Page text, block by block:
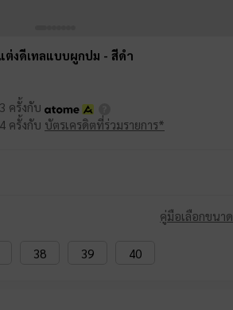
ต่งดีเทลแบบผูกปม - สีดำ
ครั้งกับ
ครั้งกับ บัตรเครดิตที่ร่วมรายการ*
คู่มือเลือกขนาด
38 39 40